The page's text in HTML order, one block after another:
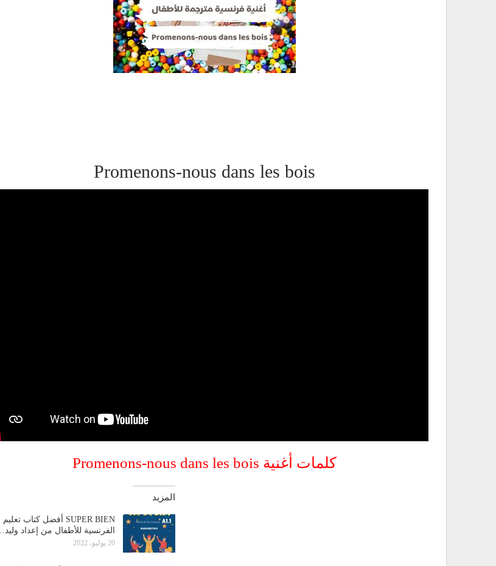
Promenons-nous dans les bois
كلمات أغنية Promenons-nous dans les bois
المزيد
SUPER BIEN أفضل كتاب تعليم
الفرنسية للأطفال من إعداد وليد…
20 يوليو، 2022